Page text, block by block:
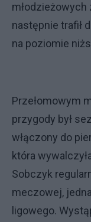
młodzieżowych
następnie trafił
na poziomie
Przełomowym
przygody był
włączony do
która
Sobczyk
meczowej,
ligowego.